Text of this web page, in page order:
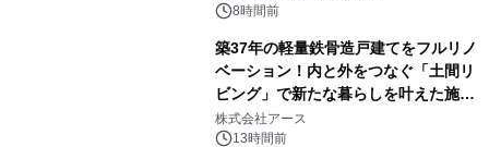
8時間前
築37年の軽量鉄骨造戸建てをフルリノ
ベーション！内と外をつなぐ「土間リ
ビング」で新たな暮らしを叶えた施工
事例を株式会社アースが公開
株式会社アース
13時間前